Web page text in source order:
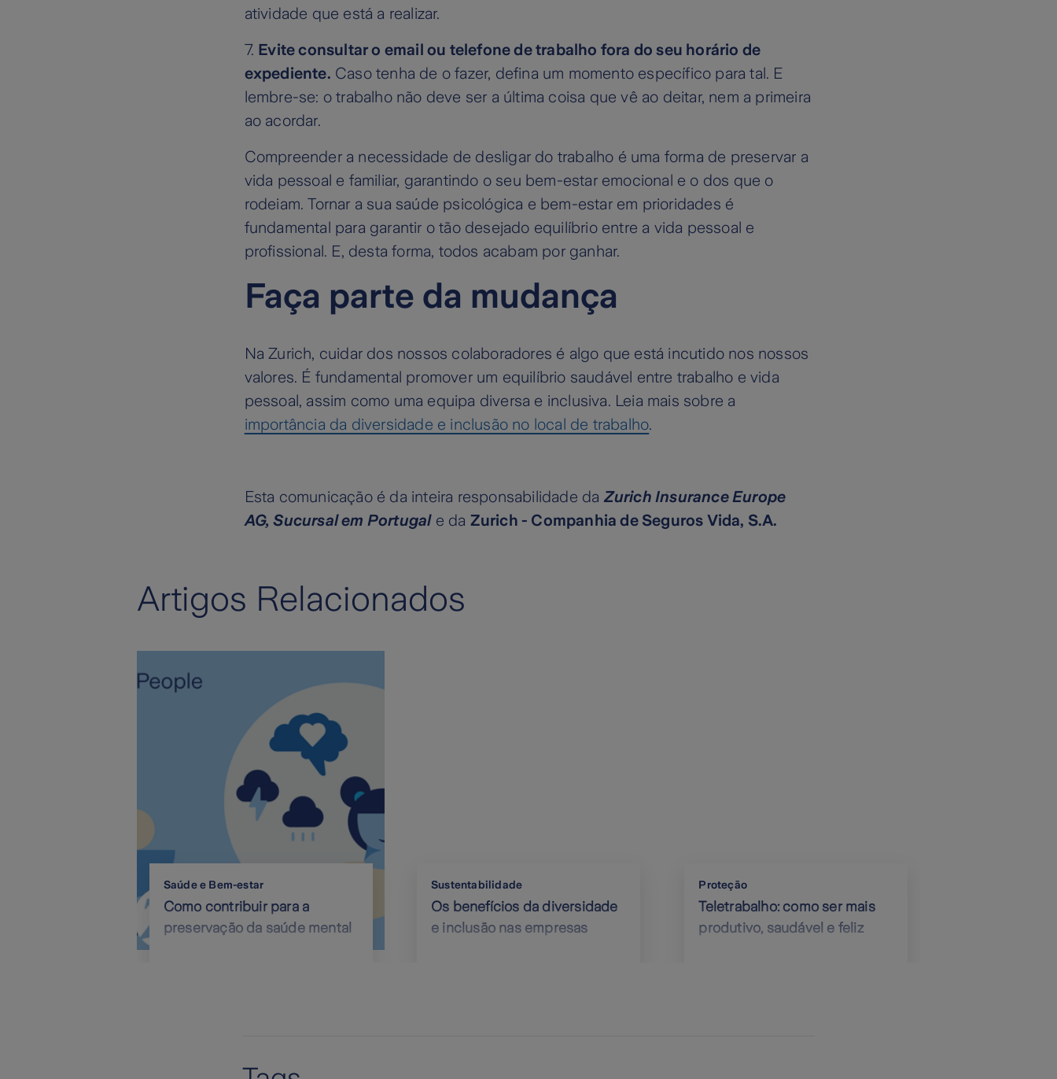
atividade que está a realizar.
7. Evite consultar o email ou telefone de trabalho fora do seu horário de
expediente. Caso tenha de o fazer, defina um momento específico para tal. E
lembre-se: o trabalho não deve ser a última coisa que vê ao deitar, nem a primeira
ao acordar.
Compreender a necessidade de desligar do trabalho é uma forma de preservar a
vida pessoal e familiar, garantindo o seu bem-estar emocional e o dos que o
rodeiam. Tornar a sua saúde psicológica e bem-estar em prioridades é
fundamental para garantir o tão desejado equilíbrio entre a vida pessoal e
profissional. E, desta forma, todos acabam por ganhar.
Faça parte da mudança
Na Zurich, cuidar dos nossos colaboradores é algo que está incutido nos nossos
valores. É fundamental promover um equilíbrio saudável entre trabalho e vida
pessoal, assim como uma equipa diversa e inclusiva. Leia mais sobre a
importância da diversidade e inclusão no local de trabalho.
Esta comunicação é da inteira responsabilidade daZurich Insurance Europe
AG, Sucursal em Portugale da Zurich - Companhia de Seguros Vida, S.A.
Artigos Relacionados
Saúde e Bem-estar
Como contribuir para a
preservação da saúde mental
Sustentabilidade
Os benefícios da diversidade
e inclusão nas empresas
Proteção
Teletrabalho: como ser mais
produtivo, saudável e feliz